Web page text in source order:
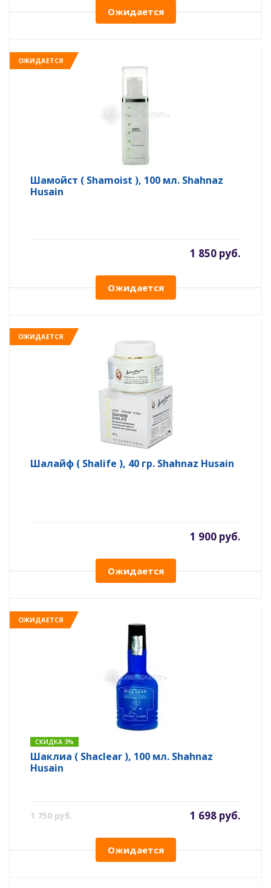
Ожидается
ОЖИДАЕТСЯ
Шамойст ( Shamoist ), 100 мл. Shahnaz
Husain
1 850 руб.
Ожидается
ОЖИДАЕТСЯ
Шалайф ( Shalife ), 40 гр. Shahnaz Husain
1 900 руб.
Ожидается
ОЖИДАЕТСЯ
СКИДКА 3%
Шаклиа ( Shaclear ), 100 мл. Shahnaz
Husain
1 750 руб. 1 698 руб.
Ожидается